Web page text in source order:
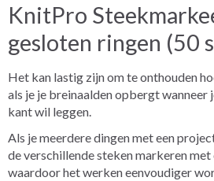
KnitPro
gesloten ringen (50
Het kan lastig zijn om te onthouden
als je je breinaalden opbergt wanneer
kant wil leggen.
Als je meerdere dingen met een
de verschillende steken markeren
waardoor het werken eenvoudiger